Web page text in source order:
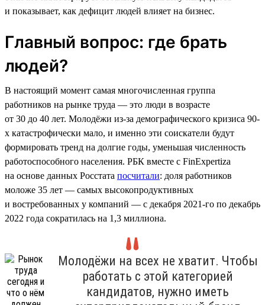
и показывает, как дефицит людей влияет на бизнес.
Главный вопрос: где брать
людей?
В настоящий момент самая многочисленная группа
работников на рынке труда — это люди в возрасте
от 30 до 40 лет. Молодёжи из-за демографического кризиса 90-
х катастрофически мало, и именно эти соискатели будут
формировать тренд на долгие годы, уменьшая численность
работоспособного населения. РБК вместе с FinExpertiza
на основе данных Росстата посчитали: доля работников
моложе 35 лет — самых высокопродуктивных
и востребованных у компаний — с декабря 2021-го по декабрь
2022 года сократилась на 1,3 миллиона.
Молодёжи на всех не хватит. Чтобы
работать с этой категорией
кандидатов, нужно иметь